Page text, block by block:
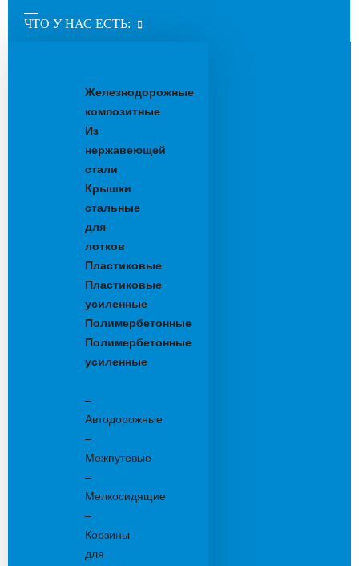
ЧТО У НАС ЕСТЬ:
Железнодорожные
композитные
Из
нержавеющей
стали
Крышки
стальные
для
лотков
Пластиковые
Пластиковые
усиленные
Полимербетонные
Полимербетонные
усиленные
–
Автодорожные
–
Межпутевые
–
Мелкосидящие
–
Корзины
для